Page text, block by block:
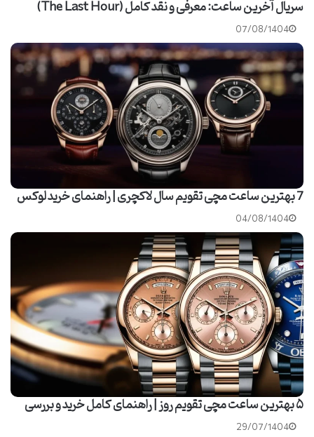
سریال آخرین ساعت: معرفی و نقد کامل (The Last Hour)
07/08/1404
7 بهترین ساعت مچی تقویم سال لاکچری | راهنمای خرید لوکس
04/08/1404
۵ بهترین ساعت مچی تقویم روز | راهنمای کامل خرید و بررسی
29/07/1404